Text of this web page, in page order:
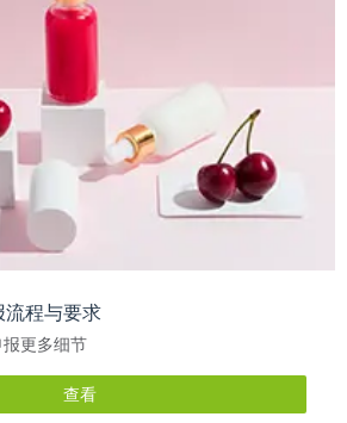
流程与要求
更多细节
查看